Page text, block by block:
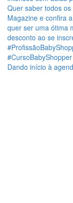
Dando início à